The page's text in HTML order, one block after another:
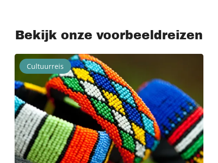
Bekijk onze voorbeeldreizen
Cultuurreis